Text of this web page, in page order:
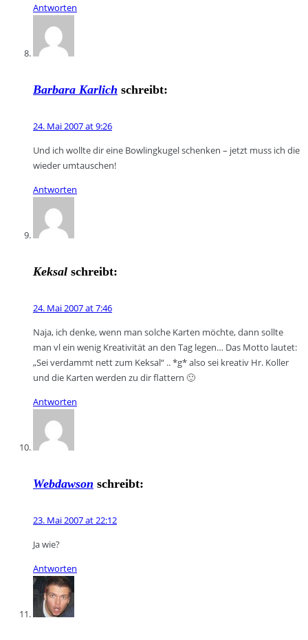
Antworten
Barbara Karlich schreibt:
24. Mai 2007 at 9:26
Und ich wollte dir eine Bowlingkugel schenken – jetzt muss ich die
wieder umtauschen!
Antworten
Keksal schreibt:
24. Mai 2007 at 7:46
Naja, ich denke, wenn man solche Karten möchte, dann sollte
man vl ein wenig Kreativität an den Tag legen… Das Motto lautet:
„Sei verdammt nett zum Keksal“ .. *g* also sei kreativ Hr. Koller
und die Karten werden zu dir flattern 🙂
Antworten
Webdawson schreibt:
23. Mai 2007 at 22:12
Ja wie?
Antworten